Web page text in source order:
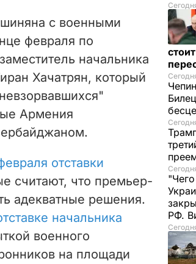
с военными
февраля по
начальника
Хачатрян, который
Армения
отставки
считают, что премьер-
адекватные решения.
начальника
военного
на площади
РФ.